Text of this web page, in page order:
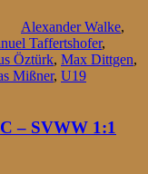
Alexander Walke,
Taffertshofer,
Öztürk, Max Dittgen,
Mißner, U19
– SVWW 1:1